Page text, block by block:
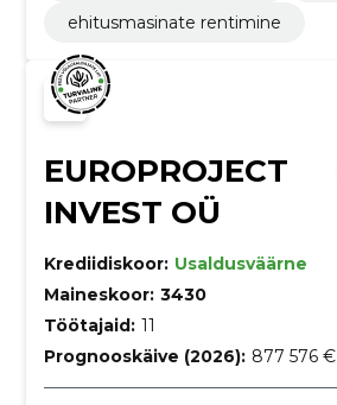
ehitusmasinate rentimine
EUROPROJECT
INVEST OÜ
Krediidiskoor: Usaldusväärne
Maineskoor: 3430
Töötajaid: 11
Prognooskäive (2026): 877 576 €